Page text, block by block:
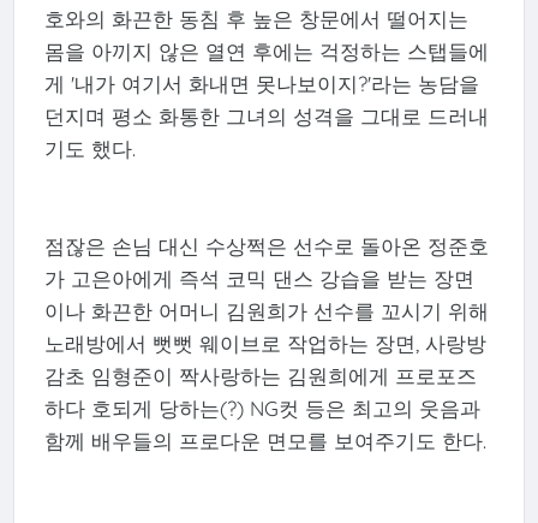
호와의 화끈한 동침 후 높은 창문에서 떨어지는
몸을 아끼지 않은 열연 후에는 걱정하는 스탭들에
게 '내가 여기서 화내면 못나보이지?'라는 농담을
던지며 평소 화통한 그녀의 성격을 그대로 드러내
기도 했다.
점잖은 손님 대신 수상쩍은 선수로 돌아온 정준호
가 고은아에게 즉석 코믹 댄스 강습을 받는 장면
이나 화끈한 어머니 김원희가 선수를 꼬시기 위해
노래방에서 뻣뻣 웨이브로 작업하는 장면, 사랑방
감초 임형준이 짝사랑하는 김원희에게 프로포즈
하다 호되게 당하는(?) NG컷 등은 최고의 웃음과
함께 배우들의 프로다운 면모를 보여주기도 한다.